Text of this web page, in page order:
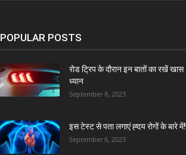
POPULAR POSTS
रोड ट्रिप के दौरान इन बातों का रखें खास
ध्यान
September 8, 2023
इस टेस्ट से पता लगाएं ह्दय रोगों के बारे में!
September 6, 2023